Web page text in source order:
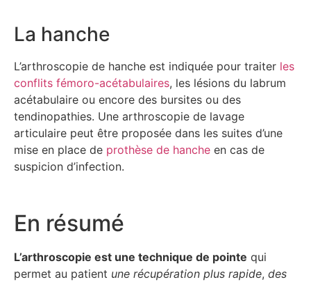
La hanche
L’arthroscopie de hanche est indiquée pour traiter les
conflits fémoro-acétabulaires, les lésions du labrum
acétabulaire ou encore des bursites ou des
tendinopathies. Une arthroscopie de lavage
articulaire peut être proposée dans les suites d’une
mise en place de prothèse de hanche en cas de
suspicion d’infection.
En résumé
L’arthroscopie est une technique de pointe qui
permet au patient une récupération plus rapide, des